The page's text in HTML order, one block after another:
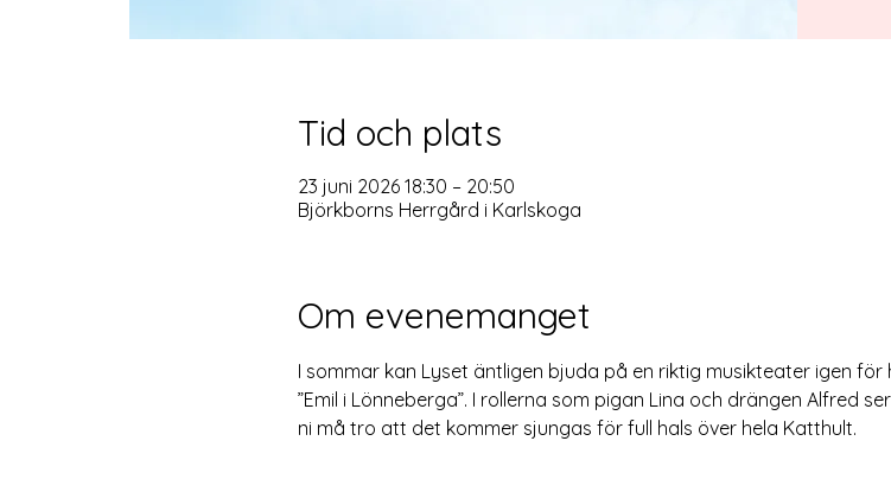
Tid och plats
23 juni 2026 18:30 – 20:50
Björkborns Herrgård i Karlskoga
Om evenemanget
I sommar kan Lyset äntligen bjuda på en riktig musikteater igen
”Emil i Lönneberga”. I rollerna som pigan Lina och drängen Alfred
ni må tro att det kommer sjungas för full hals över hela Katthult.